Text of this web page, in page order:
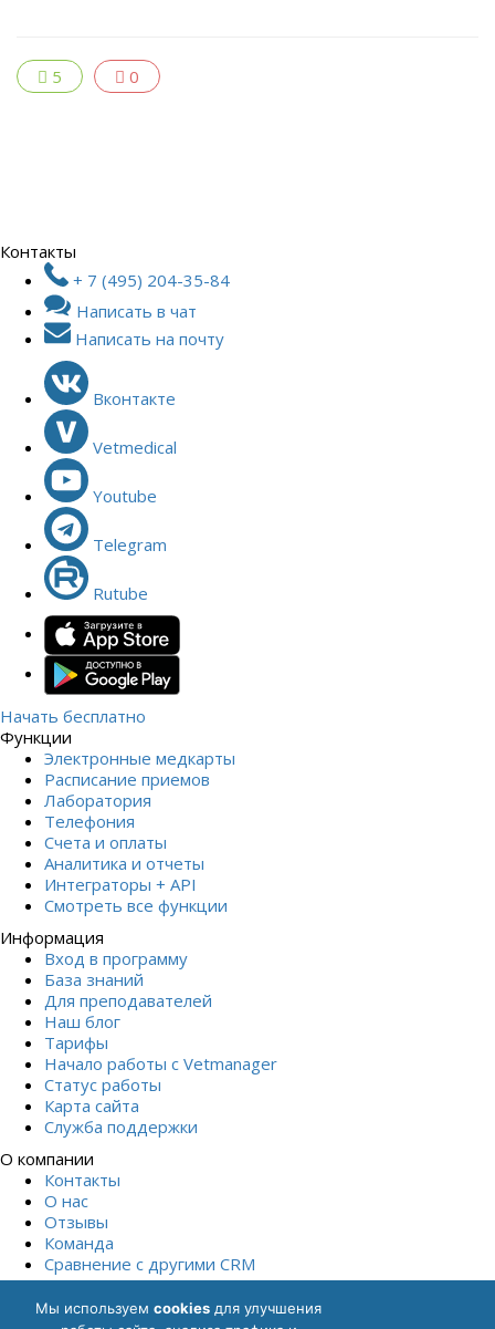
5 0
Контакты
+ 7 (495) 204-35-84
Написать в чат
Написать на почту
Вконтакте
Vetmedical
Youtube
Telegram
Rutube
Начать бесплатно
Функции
Электронные медкарты
Расписание приемов
Лаборатория
Телефония
Счета и оплаты
Аналитика и отчеты
Интеграторы + API
Смотреть все функции
Информация
Вход в программу
База знаний
Для преподавателей
Наш блог
Тарифы
Начало работы с Vetmanager
Статус работы
Карта сайта
Служба поддержки
О компании
Контакты
О нас
Отзывы
Команда
Сравнение с другими СRM
Политика обработки персональных данных
Мы используем cookies для улучшения